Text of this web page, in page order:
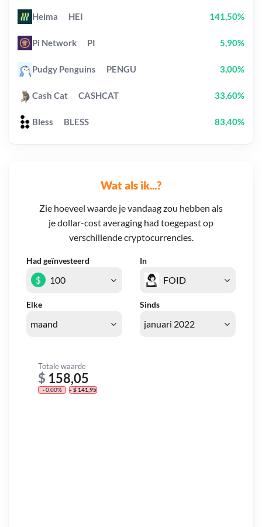
Wat als ik...?
Zie hoeveel waarde je vandaag zou hebben als
je dollar-cost averaging had toegepast op
verschillende cryptocurrencies.
Had geïnvesteerd In
Elke Sinds
$
Totale waarde
$ 158,05
- 0,00% - $ 141,95
Heima HEI 141,50%
Pi Network PI 5,90%
Pudgy Penguins PENGU 3,00%
Cash Cat CASHCAT 33,60%
Bless BLESS 83,40%